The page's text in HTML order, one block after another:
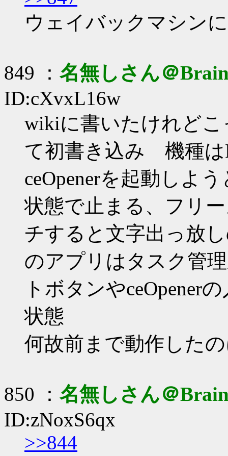
ウェイバックマシン
849 ： 名無しさん＠
ID:cXvxL16w
wikiに書いたけれど
て初書き込み 機種は
ceOpenerを起動しよ
状態で止まる、フリ
チすると文字出っ放
のアプリはタスク管
トボタンやceOpener
状態
何故前まで動作した
850 ： 名無しさん＠
ID:zNoxS6qx
>>844